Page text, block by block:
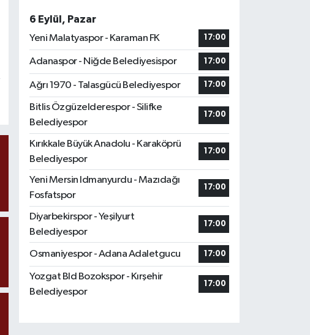
6 Eylül, Pazar
Yeni Malatyaspor - Karaman FK
17:00
Adanaspor - Niğde Belediyesispor 17:00
Ağrı 1970 - Talasgücü Belediyespor 17:00
Bitlis Özgüzelderespor - Silifke
Belediyespor
17:00
Kırıkkale Büyük Anadolu - Karaköprü
Belediyespor
17:00
Yeni Mersin Idmanyurdu - Mazıdağı
Fosfatspor
17:00
Diyarbekirspor - Yeşilyurt
Belediyespor
17:00
Osmaniyespor - Adana Adaletgucu 17:00
Yozgat Bld Bozokspor - Kırşehir
Belediyespor
17:00